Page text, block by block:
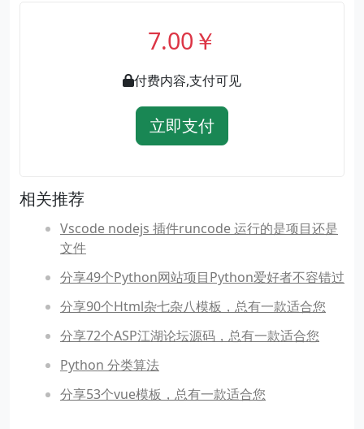
7.00￥
付费内容,支付可见
立即支付
相关推荐
Vscode nodejs 插件runcode 运行的是项目还是
文件
分享49个Python网站项目Python爱好者不容错过
分享90个Html杂七杂八模板，总有一款适合您
分享72个ASP江湖论坛源码，总有一款适合您
Python 分类算法
分享53个vue模板，总有一款适合您